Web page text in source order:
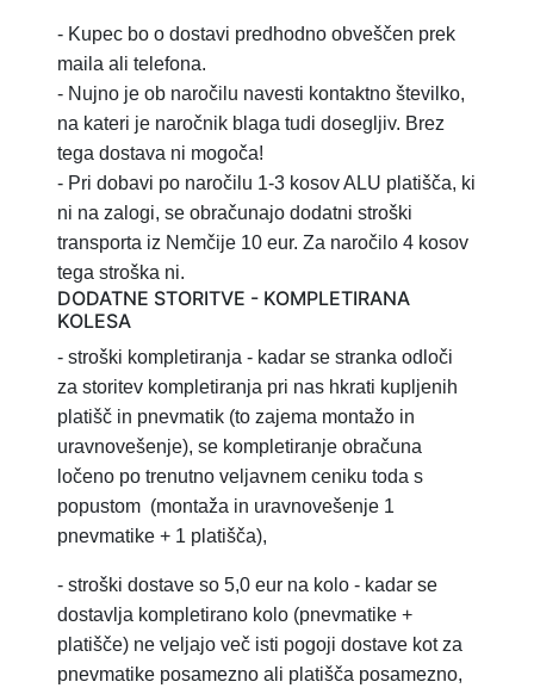
- Kupec bo o dostavi predhodno obveščen prek
maila ali telefona.
- Nujno je ob naročilu navesti kontaktno številko,
na kateri je naročnik blaga tudi dosegljiv. Brez
tega dostava ni mogoča!
- Pri dobavi po naročilu 1-3 kosov ALU platišča, ki
ni na zalogi, se obračunajo dodatni stroški
transporta iz Nemčije 10 eur. Za naročilo 4 kosov
tega stroška ni.
DODATNE STORITVE - KOMPLETIRANA
KOLESA
- stroški kompletiranja - kadar se stranka odloči
za storitev kompletiranja pri nas hkrati kupljenih
platišč in pnevmatik (to zajema montažo in
uravnovešenje), se kompletiranje obračuna
ločeno po trenutno veljavnem ceniku toda s
popustom (montaža in uravnovešenje 1
pnevmatike + 1 platišča),
- stroški dostave so 5,0 eur na kolo - kadar se
dostavlja kompletirano kolo (pnevmatike +
platišče) ne veljajo več isti pogoji dostave kot za
pnevmatike posamezno ali platišča posamezno,